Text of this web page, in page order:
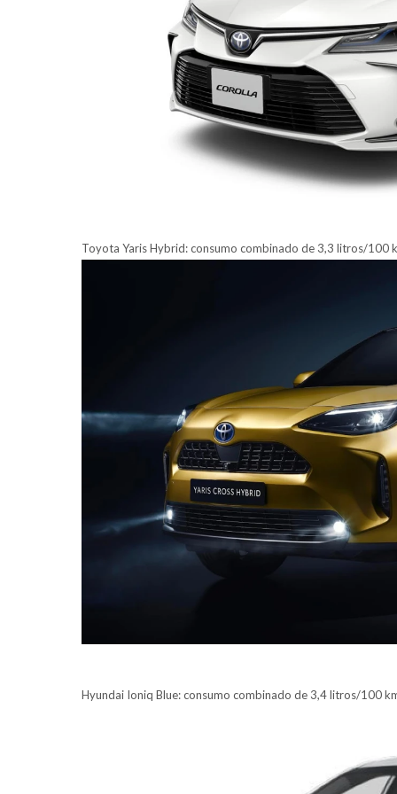
Toyota Yaris Hybrid: consumo combinado de 3,3 litros/100
Hyundai Ioniq Blue: consumo combinado de 3,4 litros/100